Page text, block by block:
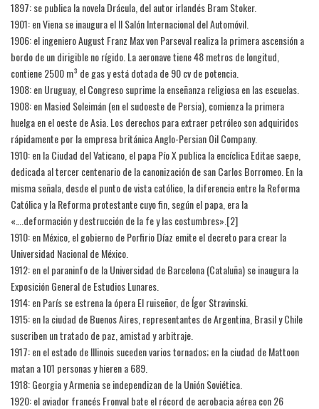
1897: se publica la novela Drácula, del autor irlandés Bram Stoker.
1901: en Viena se inaugura el II Salón Internacional del Automóvil.
1906: el ingeniero August Franz Max von Parseval realiza la primera ascensión a
bordo de un dirigible no rígido. La aeronave tiene 48 metros de longitud,
contiene 2500 m³ de gas y está dotada de 90 cv de potencia.
1908: en Uruguay, el Congreso suprime la enseñanza religiosa en las escuelas.
1908: en Masied Soleimán (en el sudoeste de Persia), comienza la primera
huelga en el oeste de Asia. Los derechos para extraer petróleo son adquiridos
rápidamente por la empresa británica Anglo-Persian Oil Company.
1910: en la Ciudad del Vaticano, el papa Pío X publica la encíclica Editae saepe,
dedicada al tercer centenario de la canonización de san Carlos Borromeo. En la
misma señala, desde el punto de vista católico, la diferencia entre la Reforma
Católica y la Reforma protestante cuyo fin, según el papa, era la
«….deformación y destrucción de la fe y las costumbres».[2]​
1910: en México, el gobierno de Porfirio Díaz emite el decreto para crear la
Universidad Nacional de México.
1912: en el paraninfo de la Universidad de Barcelona (Cataluña) se inaugura la
Exposición General de Estudios Lunares.
1914: en París se estrena la ópera El ruiseñor, de Ígor Stravinski.
1915: en la ciudad de Buenos Aires, representantes de Argentina, Brasil y Chile
suscriben un tratado de paz, amistad y arbitraje.
1917: en el estado de Illinois suceden varios tornados; en la ciudad de Mattoon
matan a 101 personas y hieren a 689.
1918: Georgia y Armenia se independizan de la Unión Soviética.
1920: el aviador francés Fronval bate el récord de acrobacia aérea con 26